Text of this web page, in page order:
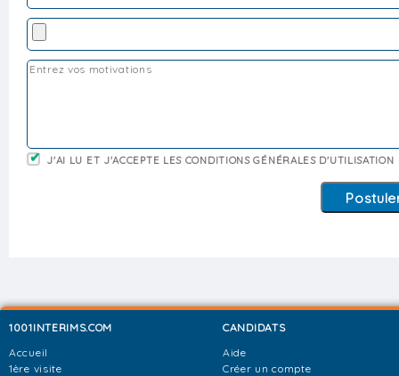
J'AI LU ET J'ACCEPTE LES CONDITIONS GÉNÉRALES D'UTILISATION
1001INTERIMS.COM
Accueil
1ère visite
CANDIDATS
Aide
Créer un compte